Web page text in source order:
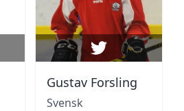
Gustav Forsling
Svensk